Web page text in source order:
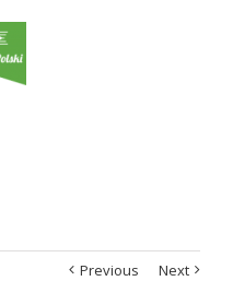
Previous Next